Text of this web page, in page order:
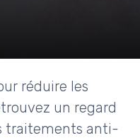
réduire les
un regard
traitements anti-